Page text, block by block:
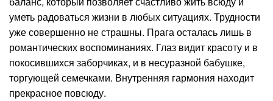
уметь радоваться жизни в любых ситуациях. Трудности
уже совершенно не страшны. Прага осталась лишь в
романтических воспоминаниях. Глаз видит красоту и в
покосившихся заборчиках, и в несуразной бабушке,
торгующей семечками. Внутренняя гармония находит
прекрасное повсюду.